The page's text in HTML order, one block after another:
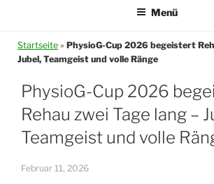
Menü
Startseite » PhysioG-Cup 2026 begeistert
Jubel, Teamgeist und volle Ränge
PhysioG-Cup 2026
Rehau zwei Tage lang –
Teamgeist und volle
Februar 11, 2026